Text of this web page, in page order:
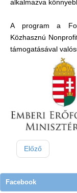
alkalmazva
A program a
Közhasznú
támogatásával
Előző
Facebook